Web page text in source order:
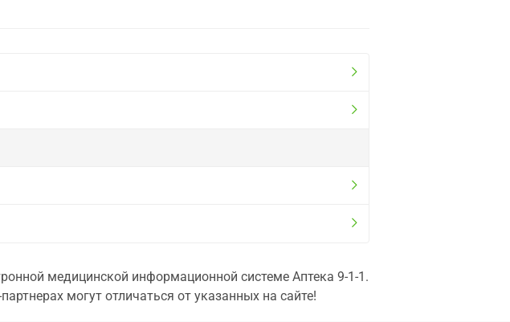
медицинской информационной системе Аптека 9-1-1.
могут отличаться от указанных на сайте!